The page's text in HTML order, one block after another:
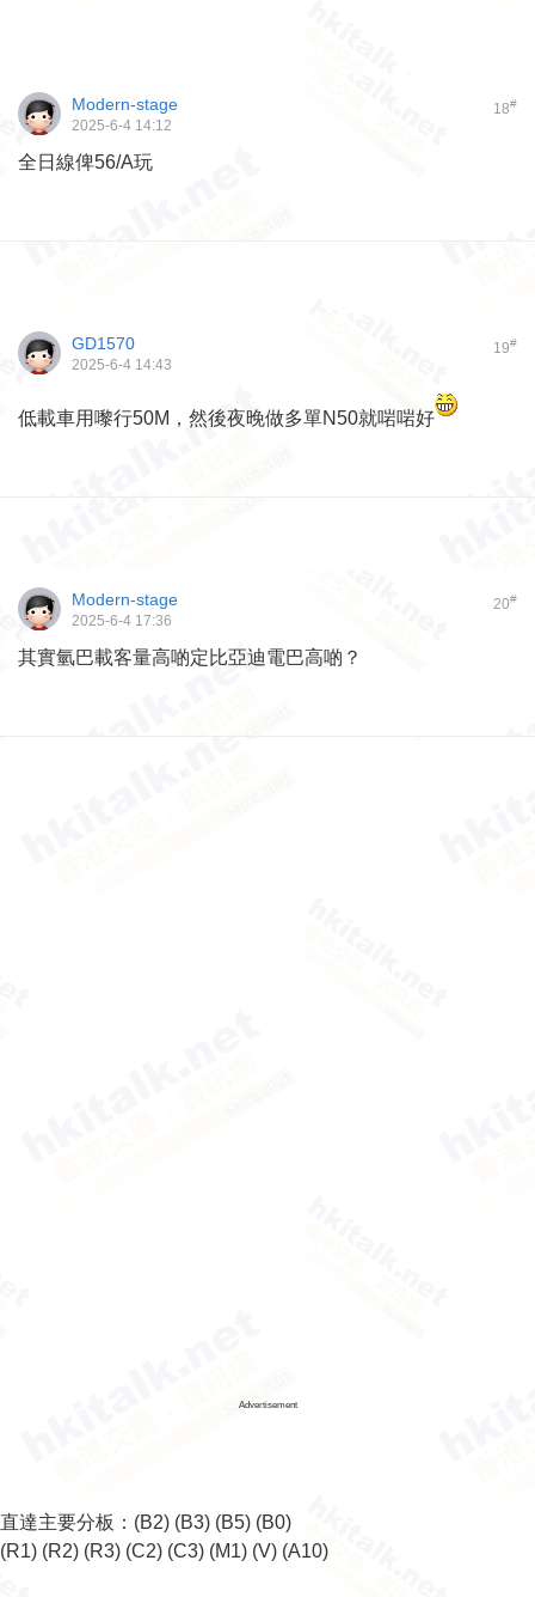
18#
Modern-stage
2025-6-4 14:12
全日線俾56/A玩
19#
GD1570
2025-6-4 14:43
低載車用嚟行50M，然後夜晚做多單N50就啱啱好
20#
Modern-stage
2025-6-4 17:36
其實氫巴載客量高啲定比亞迪電巴高啲？
Advertisement
直達主要分板： (B2) (B3) (B5) (B0)
(R1) (R2) (R3) (C2) (C3) (M1) (V) (A10)